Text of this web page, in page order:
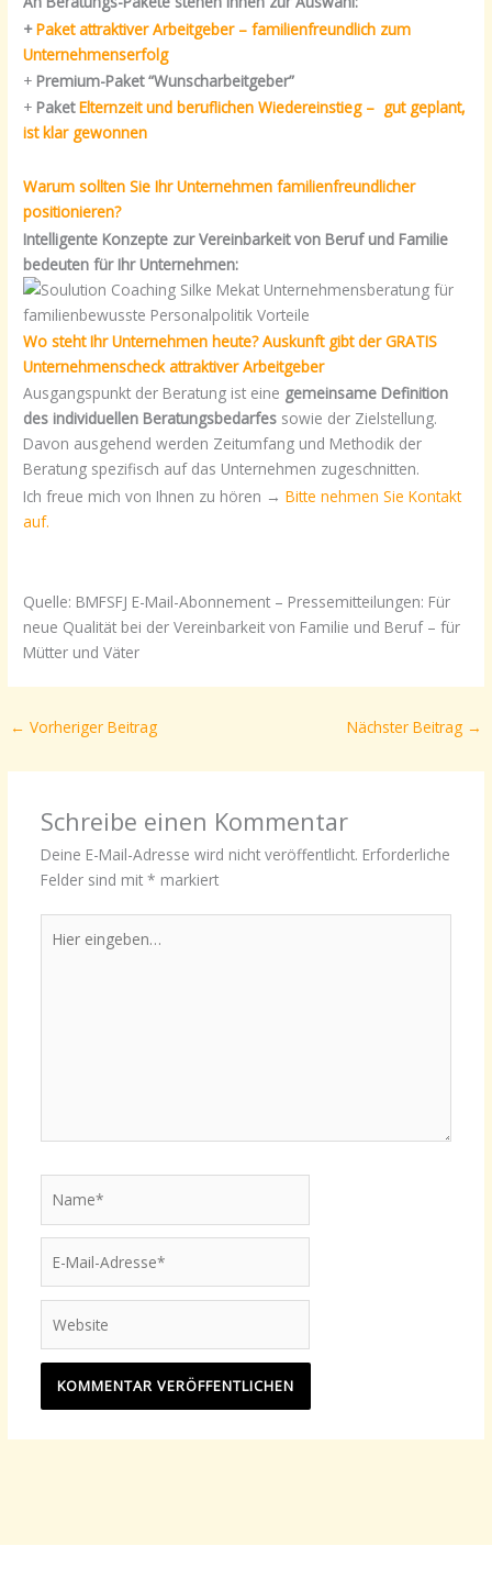
+Paket attraktiver Arbeitgeber – familienfreundlich zum
Unternehmenserfolg
+ Premium-Paket “Wunscharbeitgeber”
+ PaketElternzeit und beruflichen Wiedereinstieg – gut geplant,
ist klar gewonnen
Warum sollten Sie Ihr Unternehmen familienfreundlicher
positionieren?
Intelligente Konzepte zur Vereinbarkeit von Beruf und Familie
bedeuten für Ihr Unternehmen:
Wo steht Ihr Unternehmen heute? Auskunft gibt der GRATIS
Unternehmenscheck attraktiver Arbeitgeber
Ausgangspunkt der Beratung ist eine gemeinsame Definition
des individuellen Beratungsbedarfes sowie der Zielstellung.
Davon ausgehend werden Zeitumfang und Methodik der
Beratung spezifisch auf das Unternehmen zugeschnitten.
Ich freue mich von Ihnen zu hören →Bitte nehmen Sie Kontakt
auf.
Quelle: BMFSFJ E-Mail-Abonnement – Pressemitteilungen: Für
neue Qualität bei der Vereinbarkeit von Familie und Beruf – für
Mütter und Väter
← Vorheriger Beitrag Nächster Beitrag →
Schreibe einen Kommentar
Deine E-Mail-Adresse wird nicht veröffentlicht. Erforderliche
Felder sind mit * markiert
eingeben…
Mail-
Adresse*